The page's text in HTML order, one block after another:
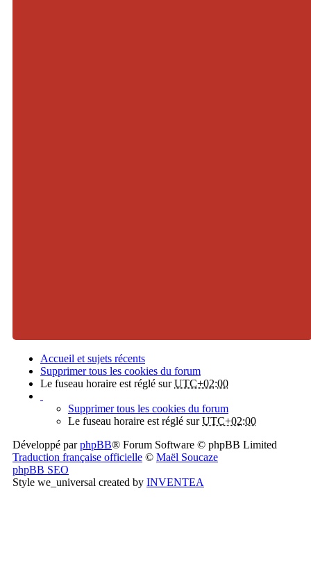
Accueil et sujets récents
Supprimer tous les cookies du forum
Le fuseau horaire est réglé surUTC+02:00
Supprimer tous les cookies du forum
Le fuseau horaire est réglé surUTC+02:00
Développé parphpBB® Forum Software © phpBB Limited
Traduction française officielle © Maël Soucaze
phpBB SEO
Style we_universal created by INVENTEA